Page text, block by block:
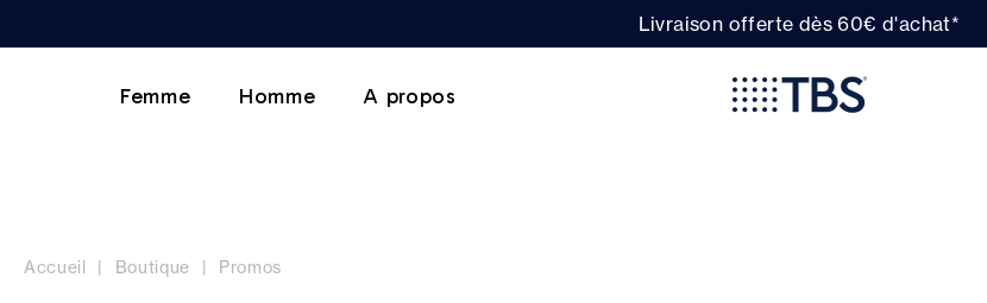
Livraison offerte dès 60€ d'achat*
Femme Homme A propos
Accueil Boutique Promos